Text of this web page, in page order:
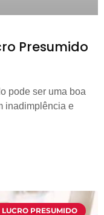
Presumido
pode ser uma boa
inadimplência e
LUCRO PRESUMIDO